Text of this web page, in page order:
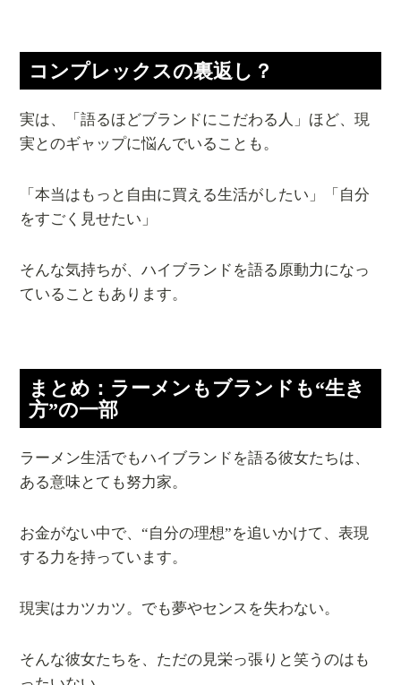
コンプレックスの裏返し？
実は、「語るほどブランドにこだわる人」ほど、現
実とのギャップに悩んでいることも。
「本当はもっと自由に買える生活がしたい」「自分
をすごく見せたい」
そんな気持ちが、ハイブランドを語る原動力になっ
ていることもあります。
まとめ：ラーメンもブランドも“生き
方”の一部
ラーメン生活でもハイブランドを語る彼女たちは、
ある意味とても努力家。
お金がない中で、“自分の理想”を追いかけて、表現
する力を持っています。
現実はカツカツ。でも夢やセンスを失わない。
そんな彼女たちを、ただの見栄っ張りと笑うのはも